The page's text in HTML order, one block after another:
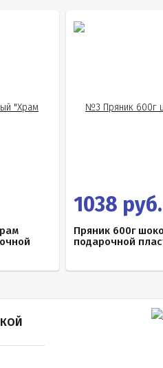
1038 руб.
Пряник 600г
подарочной